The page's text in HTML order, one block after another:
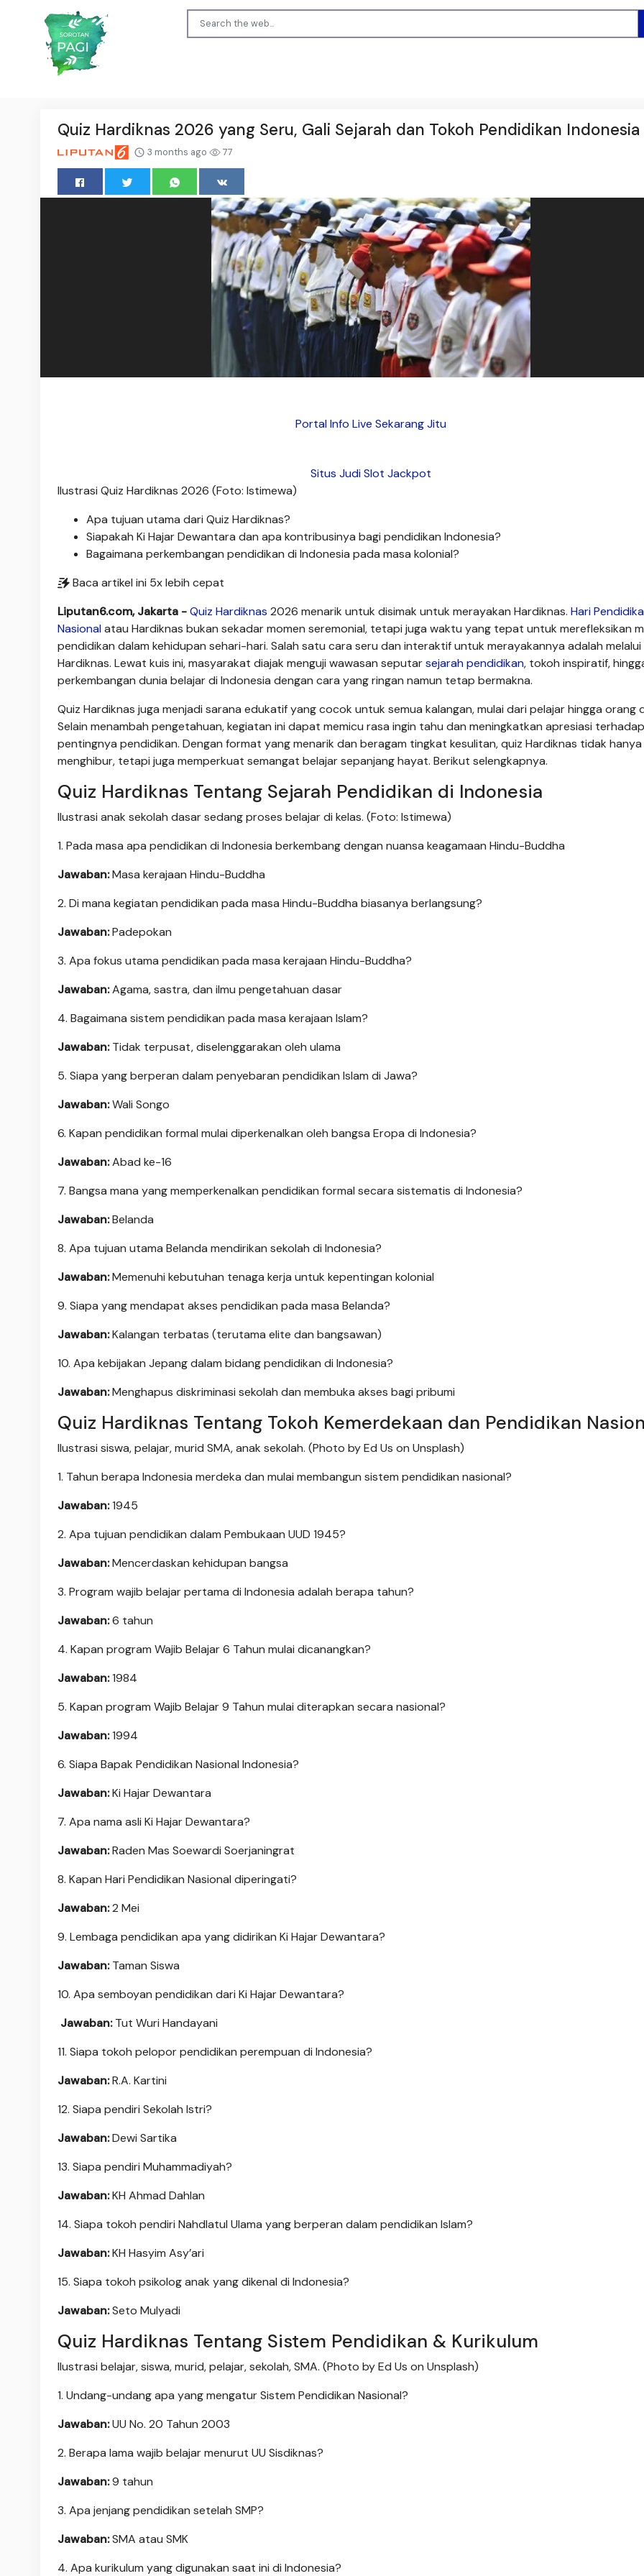
Quiz Hardiknas 2026 yang Seru, Gali Sejarah dan Tokoh Pendidikan Indonesia
3 months ago 77
Portal Info Live Sekarang Jitu
Situs Judi Slot Jackpot
Ilustrasi Quiz Hardiknas 2026 (Foto: Istimewa)
Apa tujuan utama dari Quiz Hardiknas?
Siapakah Ki Hajar Dewantara dan apa kontribusinya bagi pendidikan Indonesia?
Bagaimana perkembangan pendidikan di Indonesia pada masa kolonial?
Baca artikel ini 5x lebih cepat
Liputan6.com, Jakarta -Quiz Hardiknas 2026 menarik untuk disimak untuk merayakan Hardiknas. Hari
Nasionalatau Hardiknas bukan sekadar momen seremonial, tetapi juga waktu yang tepat untuk merefleksikan
pendidikan dalam kehidupan sehari-hari. Salah satu cara seru dan interaktif untuk merayakannya adalah melalui
Hardiknas. Lewat kuis ini, masyarakat diajak menguji wawasan seputarsejarah pendidikan, tokoh inspiratif,
perkembangan dunia belajar di Indonesia dengan cara yang ringan namun tetap bermakna.
Quiz Hardiknas juga menjadi sarana edukatif yang cocok untuk semua kalangan, mulai dari pelajar hingga orang
Selain menambah pengetahuan, kegiatan ini dapat memicu rasa ingin tahu dan meningkatkan apresiasi terhadap
pentingnya pendidikan. Dengan format yang menarik dan beragam tingkat kesulitan, quiz Hardiknas tidak hanya
menghibur, tetapi juga memperkuat semangat belajar sepanjang hayat. Berikut selengkapnya.
Quiz Hardiknas Tentang Sejarah Pendidikan di Indonesia
Ilustrasi anak sekolah dasar sedang proses belajar di kelas. (Foto: Istimewa)
1. Pada masa apa pendidikan di Indonesia berkembang dengan nuansa keagamaan Hindu-Buddha
Jawaban:Masa kerajaan Hindu-Buddha
2. Di mana kegiatan pendidikan pada masa Hindu-Buddha biasanya berlangsung?
Jawaban:Padepokan
3. Apa fokus utama pendidikan pada masa kerajaan Hindu-Buddha?
Jawaban:Agama, sastra, dan ilmu pengetahuan dasar
4. Bagaimana sistem pendidikan pada masa kerajaan Islam?
Jawaban:Tidak terpusat, diselenggarakan oleh ulama
5. Siapa yang berperan dalam penyebaran pendidikan Islam di Jawa?
Jawaban:Wali Songo
6. Kapan pendidikan formal mulai diperkenalkan oleh bangsa Eropa di Indonesia?
Jawaban:Abad ke-16
7. Bangsa mana yang memperkenalkan pendidikan formal secara sistematis di Indonesia?
Jawaban:Belanda
8. Apa tujuan utama Belanda mendirikan sekolah di Indonesia?
Jawaban:Memenuhi kebutuhan tenaga kerja untuk kepentingan kolonial
9. Siapa yang mendapat akses pendidikan pada masa Belanda?
Jawaban:Kalangan terbatas (terutama elite dan bangsawan)
10. Apa kebijakan Jepang dalam bidang pendidikan di Indonesia?
Jawaban:Menghapus diskriminasi sekolah dan membuka akses bagi pribumi
Quiz Hardiknas Tentang Tokoh Kemerdekaan dan Pendidikan
Ilustrasi siswa, pelajar, murid SMA, anak sekolah. (Photo by Ed Us on Unsplash)
1. Tahun berapa Indonesia merdeka dan mulai membangun sistem pendidikan nasional?
Jawaban:1945
2. Apa tujuan pendidikan dalam Pembukaan UUD 1945?
Jawaban:Mencerdaskan kehidupan bangsa
3. Program wajib belajar pertama di Indonesia adalah berapa tahun?
Jawaban:6 tahun
4. Kapan program Wajib Belajar 6 Tahun mulai dicanangkan?
Jawaban:1984
5. Kapan program Wajib Belajar 9 Tahun mulai diterapkan secara nasional?
Jawaban:1994
6. Siapa Bapak Pendidikan Nasional Indonesia?
Jawaban:Ki Hajar Dewantara
7. Apa nama asli Ki Hajar Dewantara?
Jawaban:Raden Mas Soewardi Soerjaningrat
8. Kapan Hari Pendidikan Nasional diperingati?
Jawaban:2 Mei
9. Lembaga pendidikan apa yang didirikan Ki Hajar Dewantara?
Jawaban:Taman Siswa
10. Apa semboyan pendidikan dari Ki Hajar Dewantara?
Jawaban:Tut Wuri Handayani
11. Siapa tokoh pelopor pendidikan perempuan di Indonesia?
Jawaban:R.A. Kartini
12. Siapa pendiri Sekolah Istri?
Jawaban:Dewi Sartika
13. Siapa pendiri Muhammadiyah?
Jawaban:KH Ahmad Dahlan
14. Siapa tokoh pendiri Nahdlatul Ulama yang berperan dalam pendidikan Islam?
Jawaban:KH Hasyim Asy’ari
15. Siapa tokoh psikolog anak yang dikenal di Indonesia?
Jawaban:Seto Mulyadi
Quiz Hardiknas Tentang Sistem Pendidikan & Kurikulum
Ilustrasi belajar, siswa, murid, pelajar, sekolah, SMA. (Photo by Ed Us on Unsplash)
1. Undang-undang apa yang mengatur Sistem Pendidikan Nasional?
Jawaban:UU No. 20 Tahun 2003
2. Berapa lama wajib belajar menurut UU Sisdiknas?
Jawaban:9 tahun
3. Apa jenjang pendidikan setelah SMP?
Jawaban:SMA atau SMK
4. Apa kurikulum yang digunakan saat ini di Indonesia?